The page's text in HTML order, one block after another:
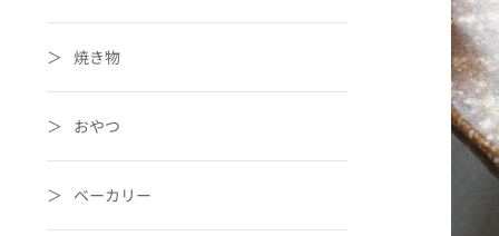
焼き物
おやつ
ベーカリー